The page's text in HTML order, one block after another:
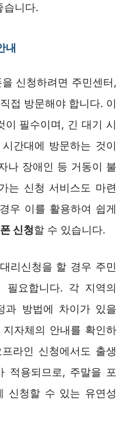
습니다.
내
신청하려면 주민센터,
접 방문해야 합니다. 이
이 필수이며, 긴 대기 시
간대에 방문하는 것이
나 장애인 등 거동이 불
는 신청 서비스도 마련
우 이를 활용하여 쉽게
신청할 수 있습니다.
리신청을 할 경우 주민
필요합니다. 각 지역의
과 방법에 차이가 있을
자체의 안내를 확인하
라인 신청에서도 출생
적용되므로, 주말을 포
신청할 수 있는 유연성